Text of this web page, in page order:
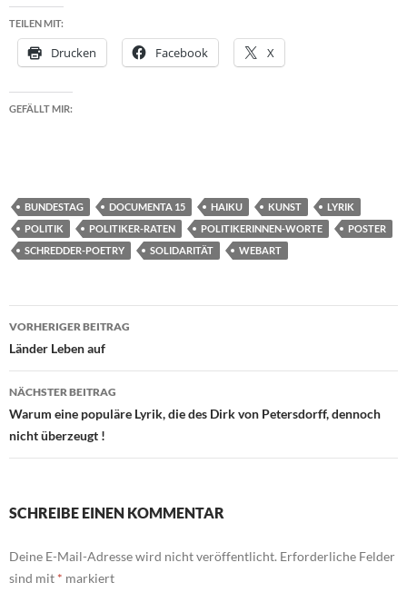
TEILEN MIT:
Drucken Facebook X
GEFÄLLT MIR:
BUNDESTAG DOCUMENTA 15 HAIKU KUNST
LYRIK
POLITIK
POLITIKER-RATEN POLITIKERINNEN-WORTE
POSTER
SCHREDDER-POETRY
SOLIDARITÄT WEBART
Beitragsnavigation
VORHERIGER BEITRAG
Länder Leben auf
NÄCHSTER BEITRAG
Warum eine populäre Lyrik, die des Dirk von Petersdorff, dennoch
nicht überzeugt !
SCHREIBE EINEN KOMMENTAR
Deine E-Mail-Adresse wird nicht veröffentlicht. Erforderliche Felder
sind mit * markiert